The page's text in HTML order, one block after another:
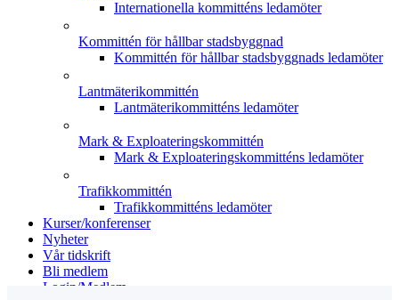
Internationella kommitténs ledamöter
Kommittén för hållbar stadsbyggnad
Kommittén för hållbar stadsbyggnads ledamöter
Lantmäterikommittén
Lantmäterikommitténs ledamöter
Mark & Exploateringskommittén
Mark & Exploateringskommitténs ledamöter
Trafikkommittén
Trafikkommitténs ledamöter
Kurser/konferenser
Nyheter
Vår tidskrift
Bli medlem
Login/Medlem